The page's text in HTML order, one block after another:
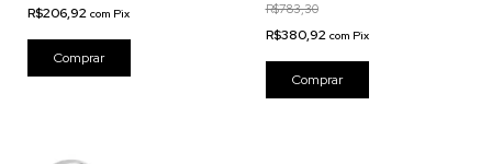
R$206,92 com Pix R$783,30
R$380,92 com Pix